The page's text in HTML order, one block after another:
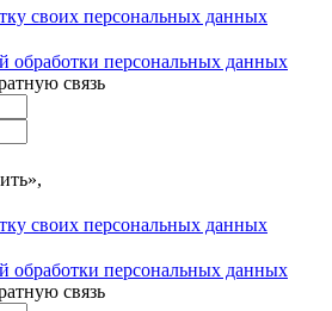
своих персональных данных
обработки персональных данных
связь
своих персональных данных
обработки персональных данных
связь